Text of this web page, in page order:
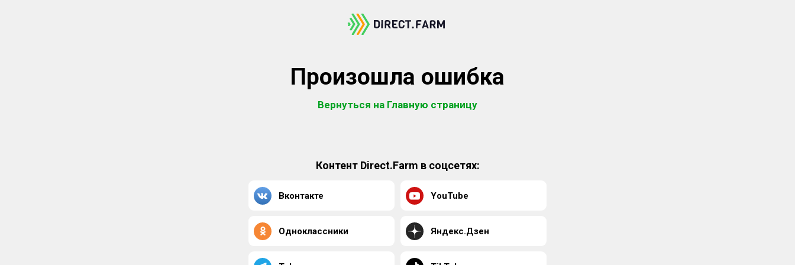
Произошла ошибка
Вернуться на Главную страницу
Контент Direct.Farm в соцсетях:
Вконтакте YouTube
Одноклассники Яндекс.Дзен